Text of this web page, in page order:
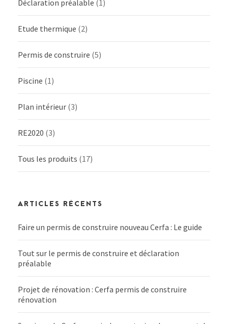
Déclaration préalable (1)
Etude thermique (2)
Permis de construire (5)
Piscine (1)
Plan intérieur (3)
RE2020 (3)
Tous les produits (17)
ARTICLES RÉCENTS
Faire un permis de construire nouveau Cerfa : Le guide
Tout sur le permis de construire et déclaration
préalable
Projet de rénovation : Cerfa permis de construire
rénovation